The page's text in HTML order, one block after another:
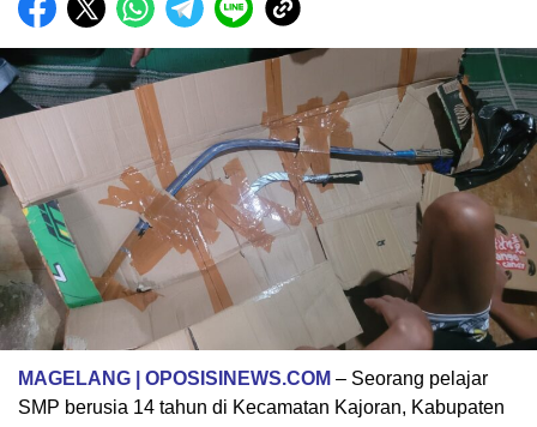
MAGELANG | OPOSISINEWS.COM – Seorang pelajar
SMP berusia 14 tahun di Kecamatan Kajoran, Kabupaten